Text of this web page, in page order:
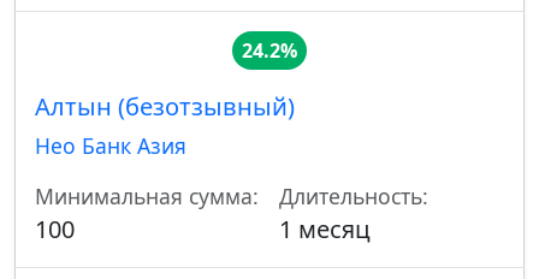
24.2%
Алтын (безотзывный)
Нео Банк Азия
Минимальная сумма:
100
Длительность:
1 месяц